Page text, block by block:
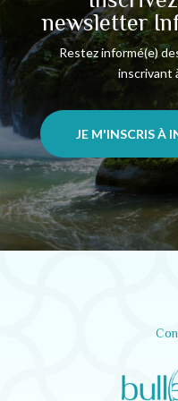
newsletter
Restez informé(e)
inscrivant
JE M'INSCRIS À